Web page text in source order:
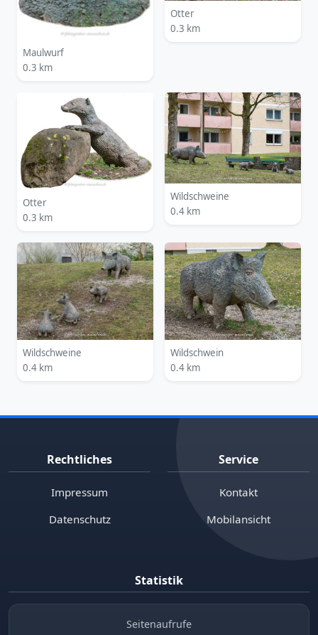
Maulwurf
0.3 km
Otter
0.3 km
Otter
0.3 km
Wildschweine
0.4 km
Wildschweine
0.4 km
Wildschwein
0.4 km
Rechtliches
Impressum
Datenschutz
Service
Kontakt
Mobilansicht
Statistik
Seitenaufrufe